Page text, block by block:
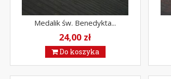
Medalik św. Benedykta...
24,00 zł
Do koszyka